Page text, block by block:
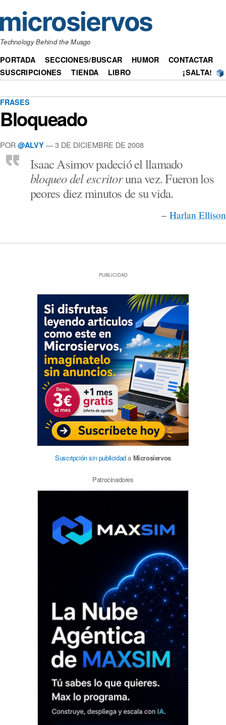
Technology Behind the Musgo
PORTADA SECCIONES/BUSCAR HUMOR
CONTACTAR
SUSCRIPCIONES
TIENDA LIBRO ¡SALTA!
FRASES
Bloqueado
POR @ALVY — 3 DE DICIEMBRE DE 2008
Isaac Asimov padeció el llamado
bloqueo del escritoruna vez. Fueron los
peores diez minutos de su vida.
– Harlan Ellison
PUBLICIDAD
Suscripción sin publicidada Microsiervos
Patrocinadores